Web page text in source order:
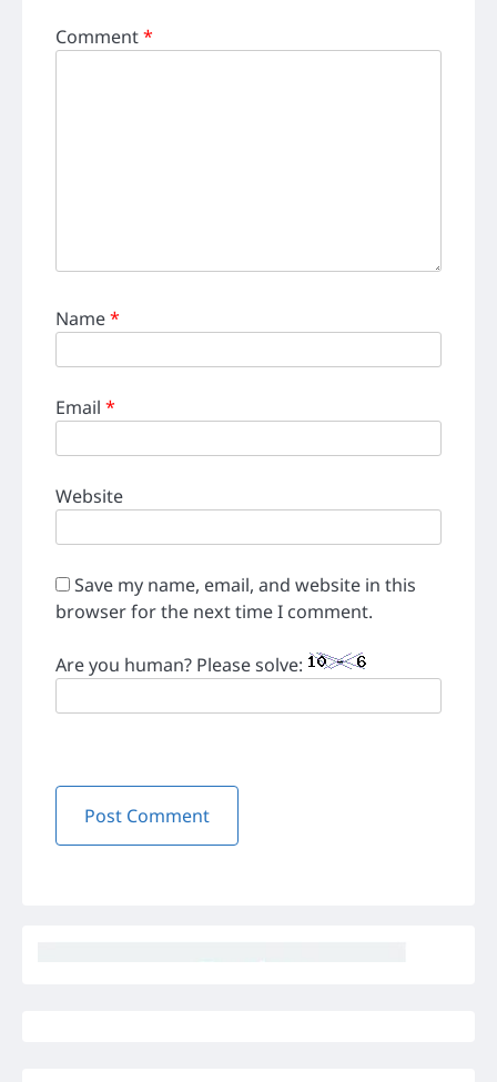
Comment*
Name*
Email *
Website
Save my name, email, and website in this
browser for the next time I comment.
Are you human? Please solve: